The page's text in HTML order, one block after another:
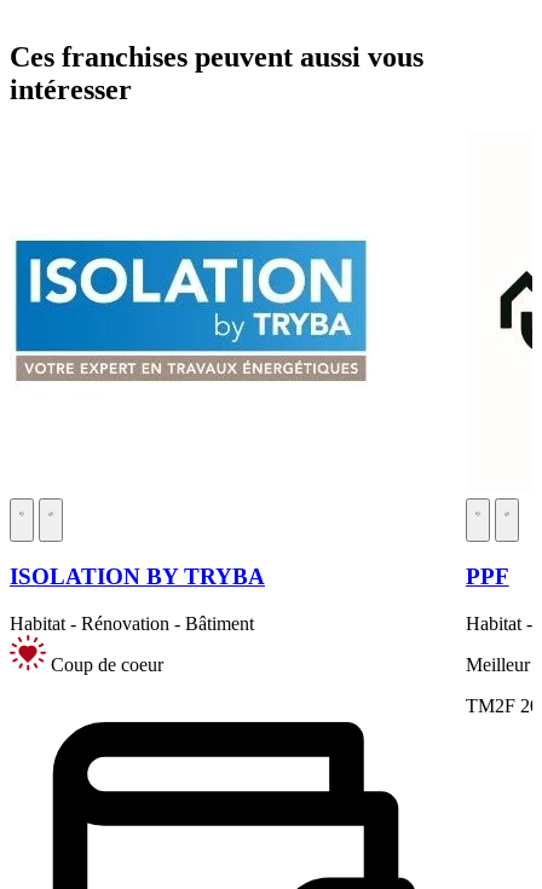
Ces franchises peuvent aussi vous
intéresser
ISOLATION BY TRYBA
Habitat - Rénovation - Bâtiment
Coup de coeur
PPF
Habitat -
Meilleur
TM2F